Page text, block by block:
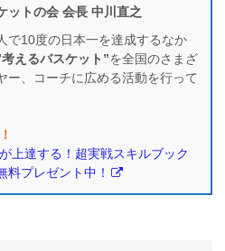
ットの会 会長 中川直之
で10度の日本一を達成するなか
考えるバスケット”を全国のさまざ
ー、コーチに広める活動を行って
が上達する！超実戦スキルブック
料プレゼント中！